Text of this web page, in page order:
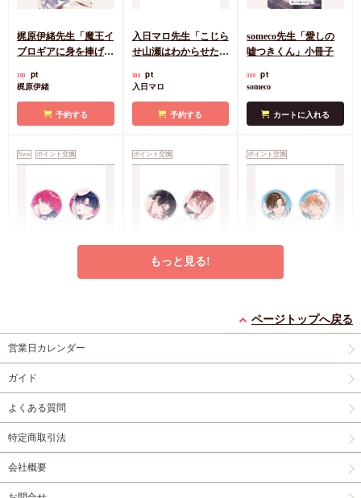
梶原伊緒先生「魔王イ
ブロギアに身を捧げ
300 pt
梶原伊緒
予約する
入日マロ先生「こじら
せ山瀬はわからせた
300 pt
入日マロ
予約する
someco先生「愛しの
嘘つきくん」小冊子
300 pt
someco
カートに入れる
New ポイント交換
ト）
予約する
ポイント交換 ポイント交換
アートメダル（2個セ
ット）
熊雪ふる
もっと見る!
ページトップへ戻る
営業日カレンダー
ガイド
よくある質問
特定商取引法
会社概要